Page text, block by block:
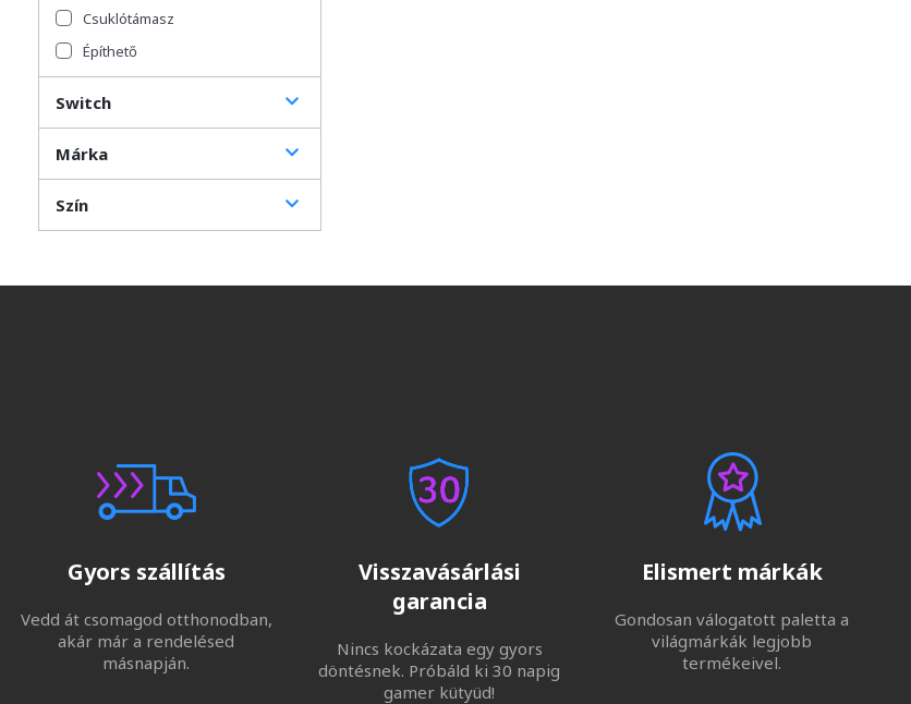
Csuklótámasz
Építhető
Switch
Márka
Szín
Gyors szállítás
Vedd át csomagod otthonodban,
akár már a rendelésed
másnapján.
Visszavásárlási
garancia
Nincs kockázata egy gyors
döntésnek. Próbáld ki 30 napig
gamer kütyüd!
Elismert márkák
Gondosan válogatott paletta a
világmárkák legjobb
termékeivel.